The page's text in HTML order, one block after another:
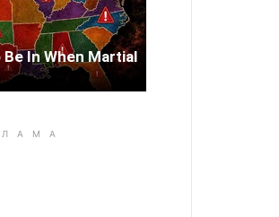
In When Martial